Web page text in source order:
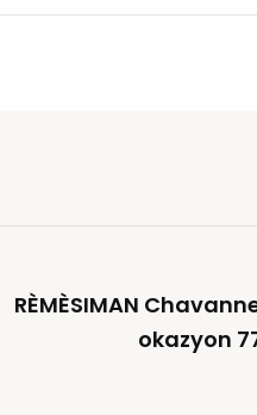
RÈMÈSIMAN
okazyon